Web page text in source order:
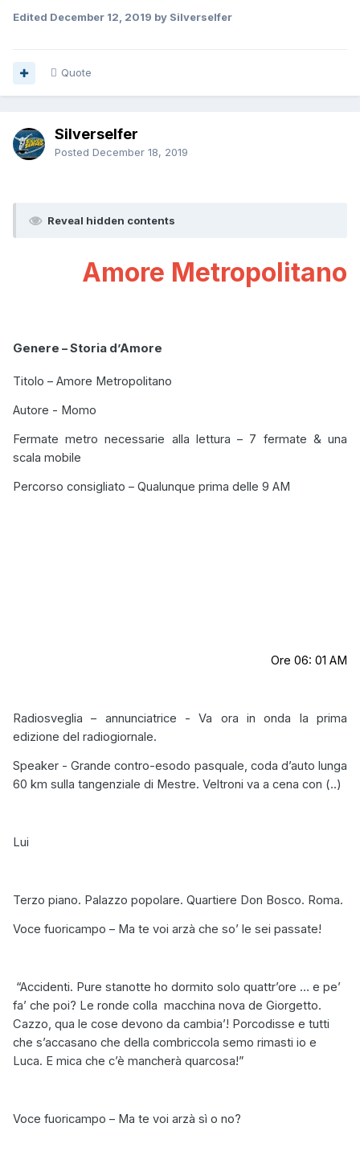
Edited December 12, 2019 by Silverselfer
Quote
Silverselfer
Posted December 18, 2019
Reveal hidden contents
Amore Metropolitano
Genere – Storia d’Amore
Titolo – Amore Metropolitano
Autore - Momo
Fermate metro necessarie alla lettura – 7 fermate & una
scala mobile
Percorso consigliato – Qualunque prima delle 9 AM
Ore 06: 01 AM
Radiosveglia – annunciatrice - Va ora in onda la prima
edizione del radiogiornale.
Speaker - Grande contro-esodo pasquale, coda d’auto lunga
60 km sulla tangenziale di Mestre. Veltroni va a cena con (..)
Lui
Terzo piano. Palazzo popolare. Quartiere Don Bosco. Roma.
Voce fuoricampo – Ma te voi arzà che so’ le sei passate!
“Accidenti. Pure stanotte ho dormito solo quattr’ore … e pe’
fa’ che poi? Le ronde colla macchina nova de Giorgetto.
Cazzo, qua le cose devono da cambia’! Porcodisse e tutti
che s’accasano che della combriccola semo rimasti io e
Luca. E mica che c’è mancherà quarcosa!”
Voce fuoricampo – Ma te voi arzà sì o no?